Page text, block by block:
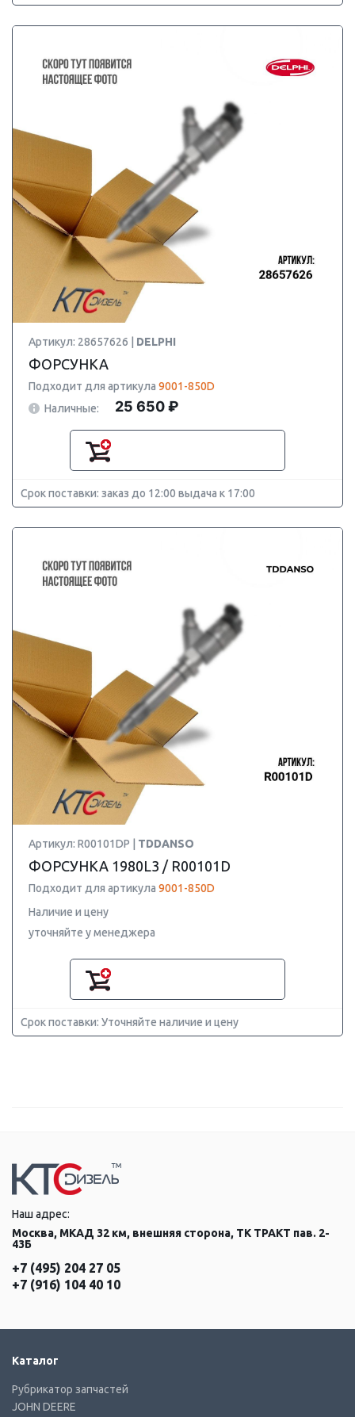
Артикул: 28657626 | DELPHI
ФОРСУНКА
Подходит для артикула 9001-850D
Наличные:
25 650 ₽
Срок поставки: заказ до 12:00 выдача к 17:00
Артикул: R00101DP | TDDANSO
ФОРСУНКА 1980L3 / R00101D
Подходит для артикула 9001-850D
Наличие и цену
уточняйте у менеджера
Срок поставки: Уточняйте наличие и цену
Наш адрес:
Москва, МКАД 32 км, внешняя сторона, ТК ТРАКТ пав. 2-
43Б
+7 (495) 204 27 05
+7 (916) 104 40 10
Каталог
Рубрикатор запчастей
JOHN DEERE